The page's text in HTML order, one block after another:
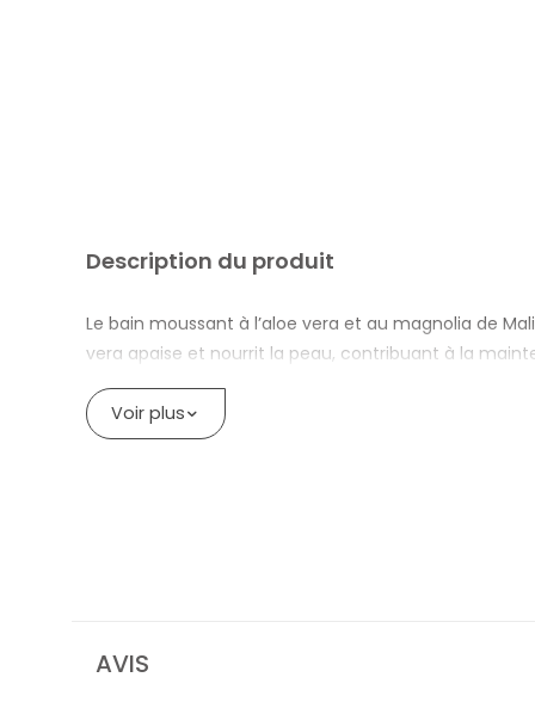
Description du produit
Le bain moussant à l’aloe vera et au magnolia de
vera apaise et nourrit la peau, contribuant à la
mousse onctueuse enveloppe le corps d’une
Quels sont les effets sur la peau ?
BAIN MOUSSANT MALIZIA ALOE VERA
Voir plus
AVIS